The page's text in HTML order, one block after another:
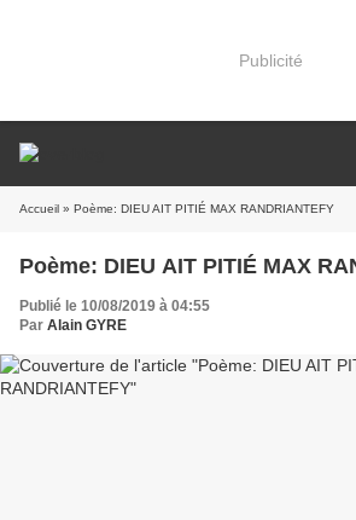
Publicité
Accueil » Poème: DIEU AIT PITIÉ MAX RANDRIANTEFY
Poème: DIEU AIT PITIÉ MAX
Publié le 10/08/2019 à 04:55
Par Alain GYRE